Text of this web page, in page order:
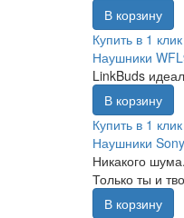
В корзину
Купить в 1 клик
Наушники
LinkBuds
В корзину
Купить в 1 клик
Наушники
Никакого шума.
Только ты и
В корзину